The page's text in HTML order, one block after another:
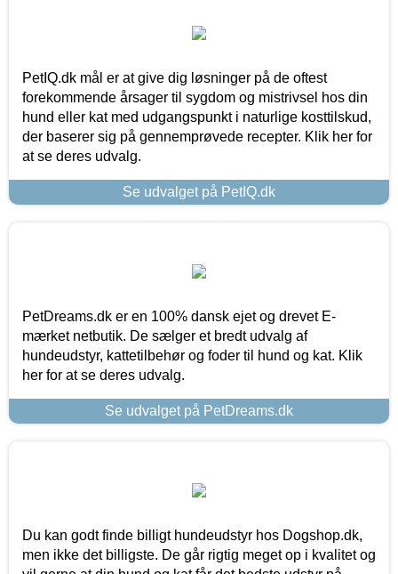
PetIQ.dk mål er at give dig løsninger på de oftest
forekommende årsager til sygdom og mistrivsel hos din
hund eller kat med udgangspunkt i naturlige kosttilskud,
der baserer sig på gennemprøvede recepter. Klik her for
at se deres udvalg.
Se udvalget på PetIQ.dk
PetDreams.dk er en 100% dansk ejet og drevet E-
mærket netbutik. De sælger et bredt udvalg af
hundeudstyr, kattetilbehør og foder til hund og kat. Klik
her for at se deres udvalg.
Se udvalget på PetDreams.dk
Du kan godt finde billigt hundeudstyr hos Dogshop.dk,
men ikke det billigste. De går rigtig meget op i kvalitet og